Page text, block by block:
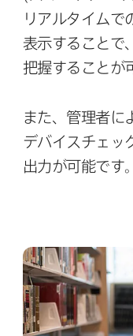
リアルタイムで
表示する​ことで
把握する​ことが​
また、​管理者に​
デバイスチェッ
出力が​可能です。